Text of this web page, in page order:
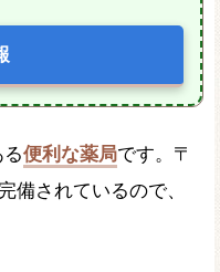
便利な薬局です。〒
備されているので、